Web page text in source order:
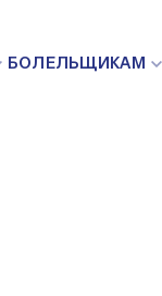
БОЛЕЛЬЩИКАМ
Мы уже